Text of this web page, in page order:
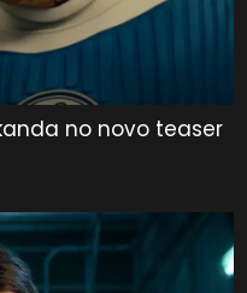
no novo teaser